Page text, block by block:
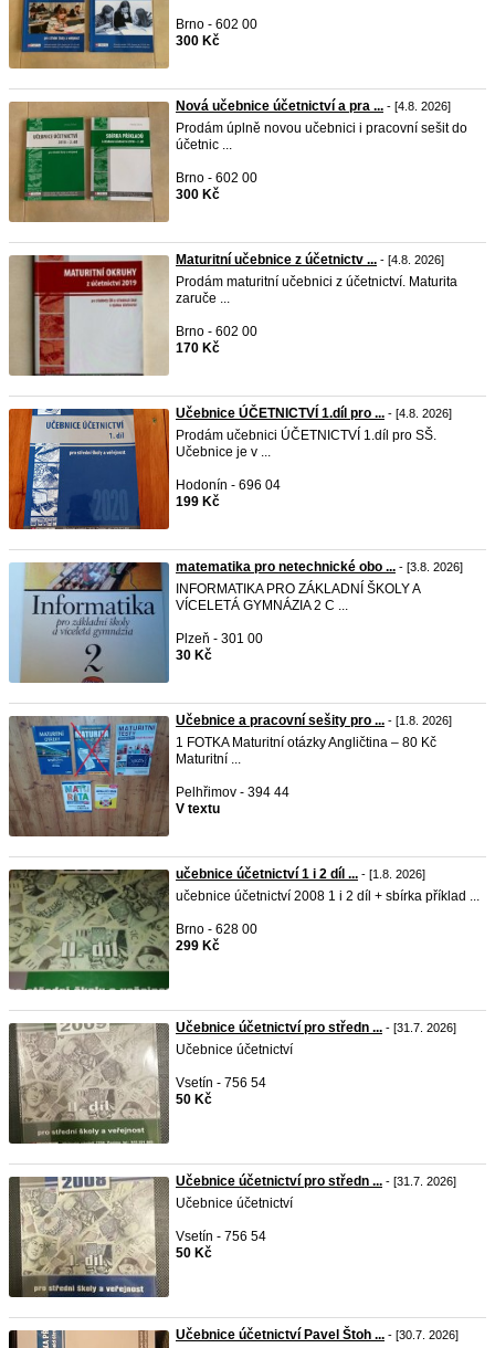
Brno - 602 00
300 Kč
Nová učebnice účetnictví a pra ... - [4.8. 2026]
Prodám úplně novou učebnici i pracovní sešit do
účetnic ...
Brno - 602 00
300 Kč
Maturitní učebnice z účetnictv ... - [4.8. 2026]
Prodám maturitní učebnici z účetnictví. Maturita
zaruče ...
Brno - 602 00
170 Kč
Učebnice ÚČETNICTVÍ 1.díl pro ... - [4.8. 2026]
Prodám učebnici ÚČETNICTVÍ 1.díl pro SŠ.
Učebnice je v ...
Hodonín - 696 04
199 Kč
matematika pro netechnické obo ... - [3.8. 2026]
INFORMATIKA PRO ZÁKLADNÍ ŠKOLY A
VÍCELETÁ GYMNÁZIA 2 C ...
Plzeň - 301 00
30 Kč
Učebnice a pracovní sešity pro ... - [1.8. 2026]
1 FOTKA Maturitní otázky Angličtina – 80 Kč
Maturitní ...
Pelhřimov - 394 44
V textu
učebnice účetnictví 1 i 2 díl ... - [1.8. 2026]
učebnice účetnictví 2008 1 i 2 díl + sbírka příklad ...
Brno - 628 00
299 Kč
Učebnice účetnictví pro středn ... - [31.7. 2026]
Učebnice účetnictví
Vsetín - 756 54
50 Kč
Učebnice účetnictví pro středn ... - [31.7. 2026]
Učebnice účetnictví
Vsetín - 756 54
50 Kč
Učebnice účetnictví Pavel Štoh ... - [30.7. 2026]